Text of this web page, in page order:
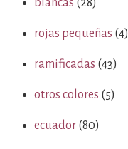
blancas (28)
rojas pequeñas (4)
ramificadas (43)
otros colores (5)
ecuador (80)